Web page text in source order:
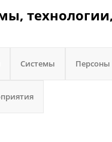
Системы Персоны